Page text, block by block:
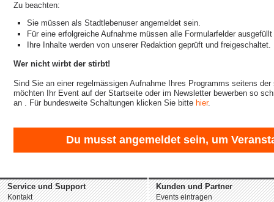
Zu beachten:
Sie müssen als Stadtlebenuser angemeldet sein.
Für eine erfolgreiche Aufnahme müssen alle Formularfelder ausgefüllt
Ihre Inhalte werden von unserer Redaktion geprüft und freigeschaltet.
Wer nicht wirbt der stirbt!
Sind Sie an einer regelmässigen Aufnahme Ihres Programms seitens
möchten Ihr Event auf der Startseite oder im Newsletter bewerben so
an . Für bundesweite Schaltungen klicken Sie bitte hier.
Du musst angemeldet sein, um
Service und Support
Kontakt
Kunden und Partner
Events eintragen